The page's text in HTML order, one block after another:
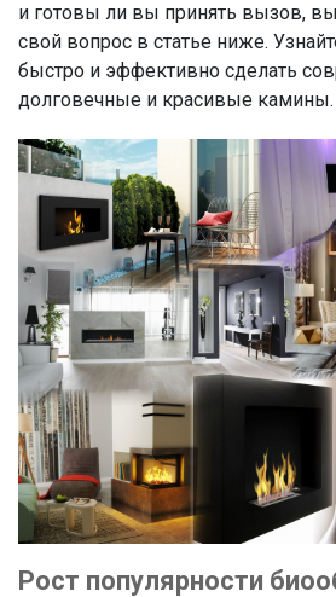
и готовы ли вы принять вызов,
свой вопрос в статье ниже.
быстро и эффективно сделать
долговечные и красивые камины.
Рост популярности